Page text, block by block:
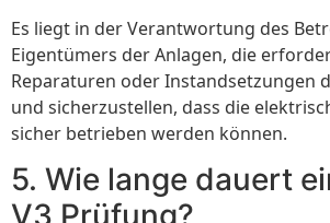
Es liegt in der Verantwortung des
Eigentümers der Anlagen, die
Reparaturen oder Instandsetzungen
und sicherzustellen, dass die
sicher betrieben werden können.
5. Wie lange dauert